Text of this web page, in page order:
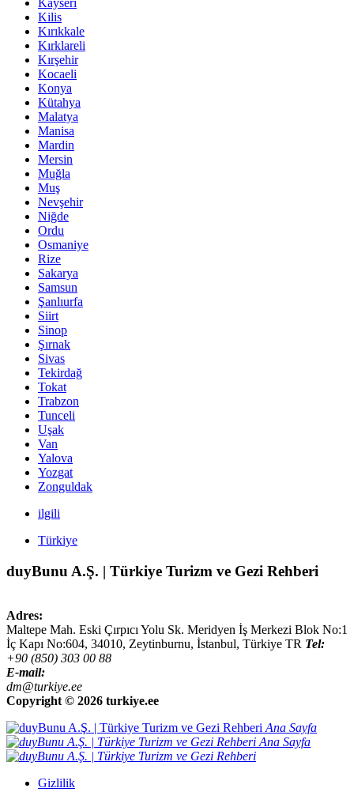
Kayseri
Kilis
Kırıkkale
Kırklareli
Kırşehir
Kocaeli
Konya
Kütahya
Malatya
Manisa
Mardin
Mersin
Muğla
Muş
Nevşehir
Niğde
Ordu
Osmaniye
Rize
Sakarya
Samsun
Şanlıurfa
Siirt
Sinop
Şırnak
Sivas
Tekirdağ
Tokat
Trabzon
Tunceli
Uşak
Van
Yalova
Yozgat
Zonguldak
ilgili
Türkiye
duyBunu A.Ş. | Türkiye Turizm ve Gezi Rehberi
Adres:
Maltepe Mah. Eski Çırpıcı Yolu Sk. Meridyen İş Merkezi Blok No:1
İç Kapı No:604, 34010, Zeytinburnu, İstanbul, Türkiye TR Tel:
+90 (850) 303 00 88
E-mail:
dm@turkiye.ee
Copyright © 2026 turkiye.ee
Ana Sayfa
Ana Sayfa
Gizlilik